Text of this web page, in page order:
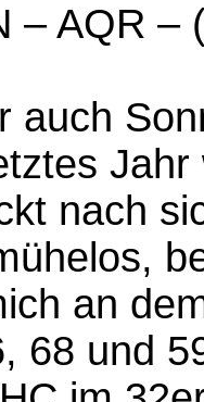
– AQR –
auch
nach
an
68 und